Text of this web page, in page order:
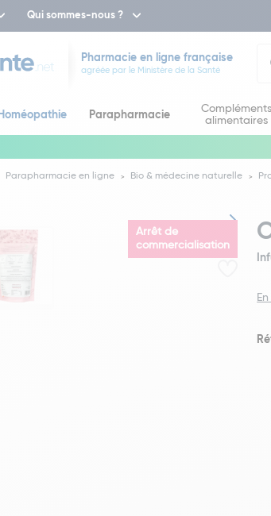
Qui sommes-nous ?
Pharmacie en ligne française
agréée par le Ministère de la Santé
Homéopathie Parapharmacie
Compléments
alimentaires
Parapharmacie en ligne Bio & médecine naturelle
Arrêt de
commercialisation